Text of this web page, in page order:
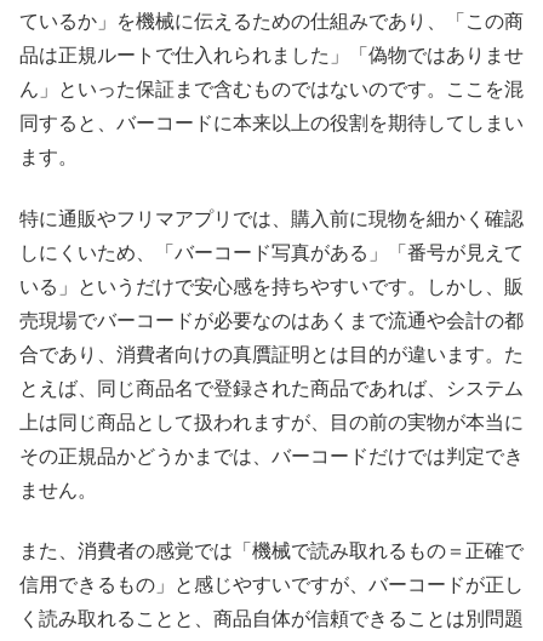
ているか」を機械に伝えるための仕組みであり、「この商
品は正規ルートで仕入れられました」「偽物ではありませ
ん」といった保証まで含むものではないのです。ここを混
同すると、バーコードに本来以上の役割を期待してしまい
ます。
特に通販やフリマアプリでは、購入前に現物を細かく確認
しにくいため、「バーコード写真がある」「番号が見えて
いる」というだけで安心感を持ちやすいです。しかし、販
売現場でバーコードが必要なのはあくまで流通や会計の都
合であり、消費者向けの真贋証明とは目的が違います。た
とえば、同じ商品名で登録された商品であれば、システム
上は同じ商品として扱われますが、目の前の実物が本当に
その正規品かどうかまでは、バーコードだけでは判定でき
ません。
また、消費者の感覚では「機械で読み取れるもの＝正確で
信用できるもの」と感じやすいですが、バーコードが正し
く読み取れることと、商品自体が信頼できることは別問題